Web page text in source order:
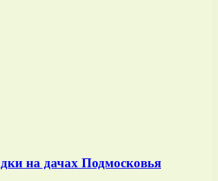
на дачах Подмосковья